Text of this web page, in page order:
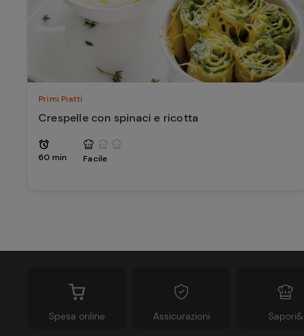
Primi Piatti
Crespelle con spinaci e ricotta
60 min Facile
Spesa online Assicurazioni Sapori&